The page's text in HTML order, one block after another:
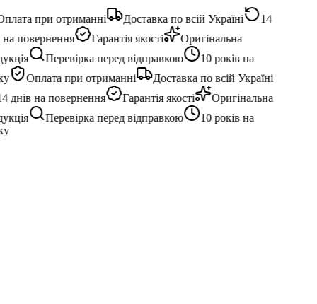
при отриманні Доставка по всій Україні
14
повернення
Гарантія якості
Оригінальна
Перевірка перед відправкою
10 років на
Оплата при отриманні
Доставка по всій Україні
днів на повернення
Гарантія якості
Оригінальна
Перевірка перед відправкою
10 років на